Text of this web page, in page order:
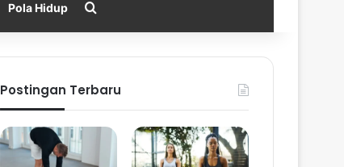
Pola Hidup
Postingan Terbaru